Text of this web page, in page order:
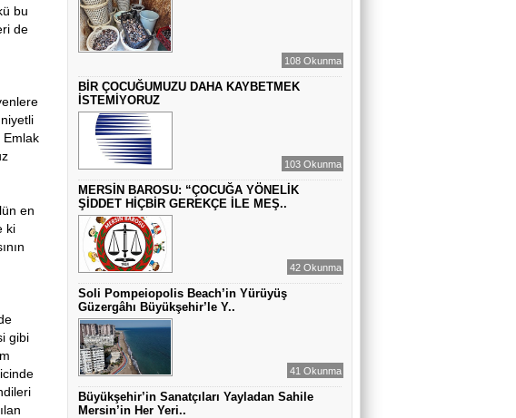
bu
de
Emlak
en
ki
gibi
MUAZZEZ TOĞRUL
ZAMANA DUR DEMEK OLMAZ
VAHAP DABAKAN Pirincin Taşları
Kurdaki baskılanmanın ekonomideki
etkileri!
108 Okunma
BİR ÇOCUĞUMUZU DAHA KAYBETMEK
İSTEMİYORUZ
103 Okunma
MERSİN BAROSU: “ÇOCUĞA YÖNELİK
ŞİDDET HİÇBİR GEREKÇE İLE MEŞ..
42 Okunma
Soli Pompeiopolis Beach’in Yürüyüş
Güzergâhı Büyükşehir’le Y..
41 Okunma
Büyükşehir’in Sanatçıları Yayladan Sahile
Mersin’in Her Yeri..